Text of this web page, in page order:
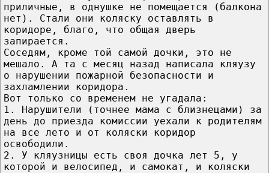
приличные, в однушке не помещается (балкона
нет). Стали они коляску оставлять в
коридоре, благо, что общая дверь
запирается.
Соседям, кроме той самой дочки, это не
мешало. А та с месяц назад написала кляузу
о нарушении пожарной безопасности и
захламлении коридора.
Вот только со временем не угадала:
1. Нарушители (точнее мама с близнецами) за
день до приезда комиссии уехали к родителям
на все лето и от коляски коридор
освободили.
2. У кляузницы есть своя дочка лет 5, у
которой и велосипед, и самокат, и коляски